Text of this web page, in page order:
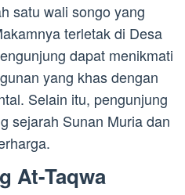
satu wali songo yang
terletak di Desa
dapat menikmati
yang khas dengan
Selain itu, pengunjung
sejarah Sunan Muria dan
At-Taqwa